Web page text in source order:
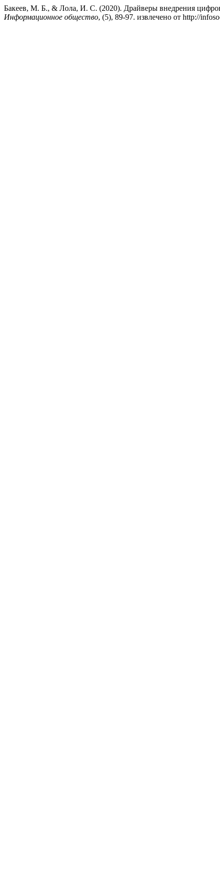
Бакеев, М. Б., & Лола, И. С. (2020). Драйверы внедрения
Информационное общество, (5), 89-97. извлечено от http://